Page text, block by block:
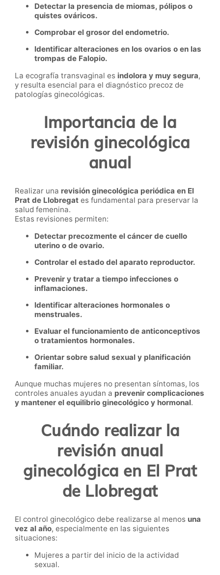
Detectar la presencia de miomas, pólipos o
quistes ováricos.
Comprobar el grosor del endometrio.
Identificar alteraciones en los ovarios o en las
trompas de Falopio.
La ecografía transvaginal es indolora y muy segura,
y resulta esencial para el diagnóstico precoz de
patologías ginecológicas.
Importancia de la
revisión ginecológica
anual
Realizar una revisión ginecológica periódica en El
Prat de Llobregat es fundamental para preservar la
salud femenina.
Estas revisiones permiten:
Detectar precozmente el cáncer de cuello
uterino o de ovario.
Controlar el estado del aparato reproductor.
Prevenir y tratar a tiempo infecciones o
inflamaciones.
Identificar alteraciones hormonales o
menstruales.
Evaluar el funcionamiento de anticonceptivos
o tratamientos hormonales.
Orientar sobre salud sexual y planificación
familiar.
Aunque muchas mujeres no presentan síntomas, los
controles anuales ayudan a prevenir complicaciones
y mantener el equilibrio ginecológico y hormonal.
Cuándo realizar la
revisión anual
ginecológica en El Prat
de Llobregat
El control ginecológico debe realizarse al menos una
vez al año, especialmente en las siguientes
situaciones:
Mujeres a partir del inicio de la actividad
sexual.